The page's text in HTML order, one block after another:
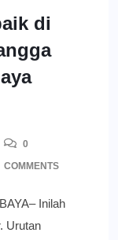
di
0
COMMENTS
Inilah
Urutan